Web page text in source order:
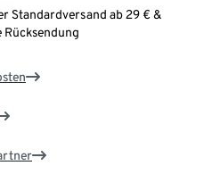
Standardversand ab 29 € &
Rücksendung